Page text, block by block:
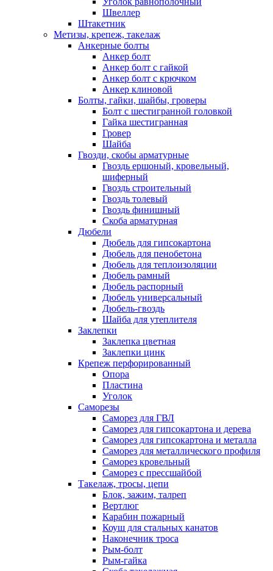
Швеллер
Штакетник
Метизы, крепеж, такелаж
Анкерные болты
Анкер болт
Анкер болт с гайкой
Анкер болт с крючком
Анкер клиновой
Болты, гайки, шайбы, гроверы
Болт c шестигранной головкой
Гайка шестигранная
Гровер
Шайба
Гвозди, скобы арматурные
Гвоздь ершоный, кровельный,
шиферный
Гвоздь строительный
Гвоздь толевый
Гвоздь финишный
Скоба арматурная
Дюбели
Дюбель для гипсокартона
Дюбель для пенобетона
Дюбель для теплоизоляции
Дюбель рамный
Дюбель распорный
Дюбель универсальный
Дюбель-гвоздь
Шайба для утеплителя
Заклепки
Заклепка цветная
Заклепки цинк
Крепеж перфорированный
Опора
Пластина
Уголок
Саморезы
Саморез для ГВЛ
Саморез для гипсокартона и дерева
Саморез для гипсокартона и металла
Саморез для металлического профиля
Саморез кровельный
Саморез с прессшайбой
Такелаж, тросы, цепи
Блок, зажим, талреп
Вертлюг
Карабин пожарный
Коуш для стальных канатов
Наконечник троса
Рым-болт
Рым-гайка